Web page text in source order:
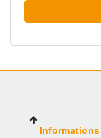
Informations